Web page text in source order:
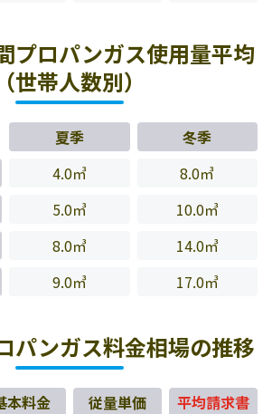
プロパンガス使用量平均
（世帯人数別）
夏季
冬季
4.0㎥
8.0㎥
5.0㎥
10.0㎥
8.0㎥
14.0㎥
9.0㎥ 17.0㎥
パンガス料金相場の推移
本料金 従量単価
平均請求書